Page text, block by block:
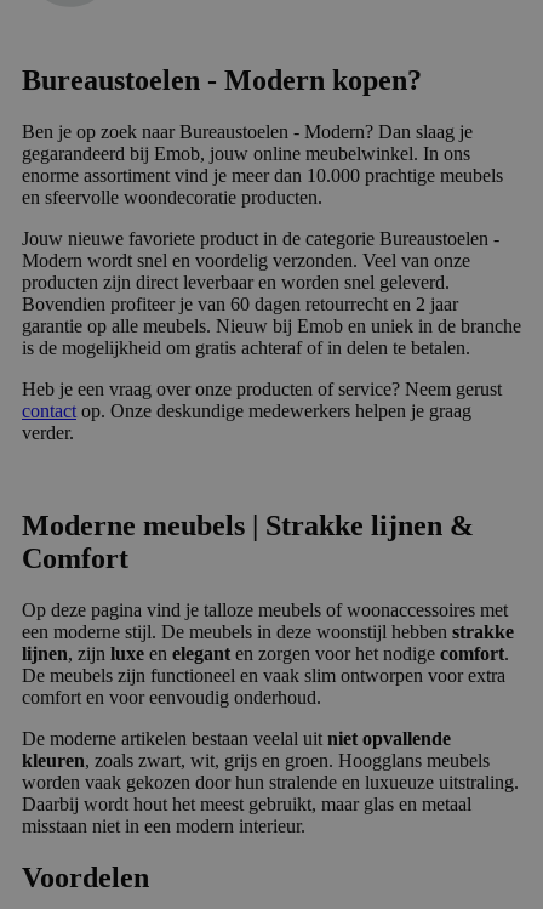
Bureaustoelen - Modern kopen?
Ben je op zoek naar Bureaustoelen - Modern? Dan slaag je
gegarandeerd bij Emob, jouw online meubelwinkel. In ons
enorme assortiment vind je meer dan 10.000 prachtige meubels
en sfeervolle woondecoratie producten.
Jouw nieuwe favoriete product in de categorie Bureaustoelen -
Modern wordt snel en voordelig verzonden. Veel van onze
producten zijn direct leverbaar en worden snel geleverd.
Bovendien profiteer je van 60 dagen retourrecht en 2 jaar
garantie op alle meubels. Nieuw bij Emob en uniek in de branche
is de mogelijkheid om gratis achteraf of in delen te betalen.
Heb je een vraag over onze producten of service? Neem gerust
contact op. Onze deskundige medewerkers helpen je graag
verder.
Moderne meubels | Strakke lijnen &
Comfort
Op deze pagina vind je talloze meubels of woonaccessoires met
een moderne stijl. De meubels in deze woonstijl hebben strakke
lijnen, zijn luxe en elegant en zorgen voor het nodige comfort.
De meubels zijn functioneel en vaak slim ontworpen voor extra
comfort en voor eenvoudig onderhoud.
De moderne artikelen bestaan veelal uit niet opvallende
kleuren, zoals zwart, wit, grijs en groen. Hoogglans meubels
worden vaak gekozen door hun stralende en luxueuze uitstraling.
Daarbij wordt hout het meest gebruikt, maar glas en metaal
misstaan niet in een modern interieur.
Voordelen